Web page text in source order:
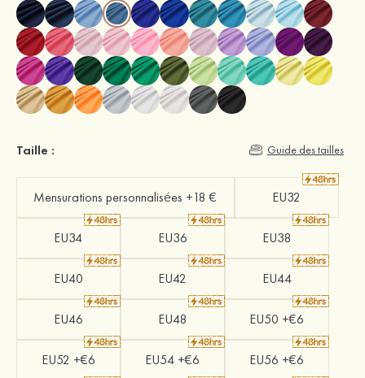
Taille : Guide des tailles
Mensurations personnalisées +18 € EU32
EU34 EU36 EU38
EU40 EU42 EU44
EU46 EU48 EU50 +€6
EU52 +€6 EU54 +€6 EU56 +€6